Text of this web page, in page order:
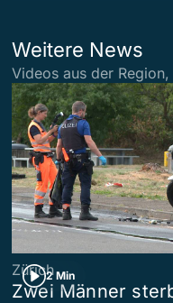
Weitere News
Videos aus der
2 Min
Zürich
Zwei Männer